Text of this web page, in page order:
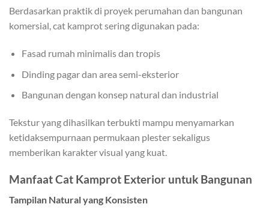
Berdasarkan praktik di proyek perumahan dan bangunan
komersial, cat kamprot sering digunakan pada:
Fasad rumah minimalis dan tropis
Dinding pagar dan area semi-eksterior
Bangunan dengan konsep natural dan industrial
Tekstur yang dihasilkan terbukti mampu menyamarkan
ketidaksempurnaan permukaan plester sekaligus
memberikan karakter visual yang kuat.
Manfaat Cat Kamprot Exterior untuk Bangunan
Tampilan Natural yang Konsisten